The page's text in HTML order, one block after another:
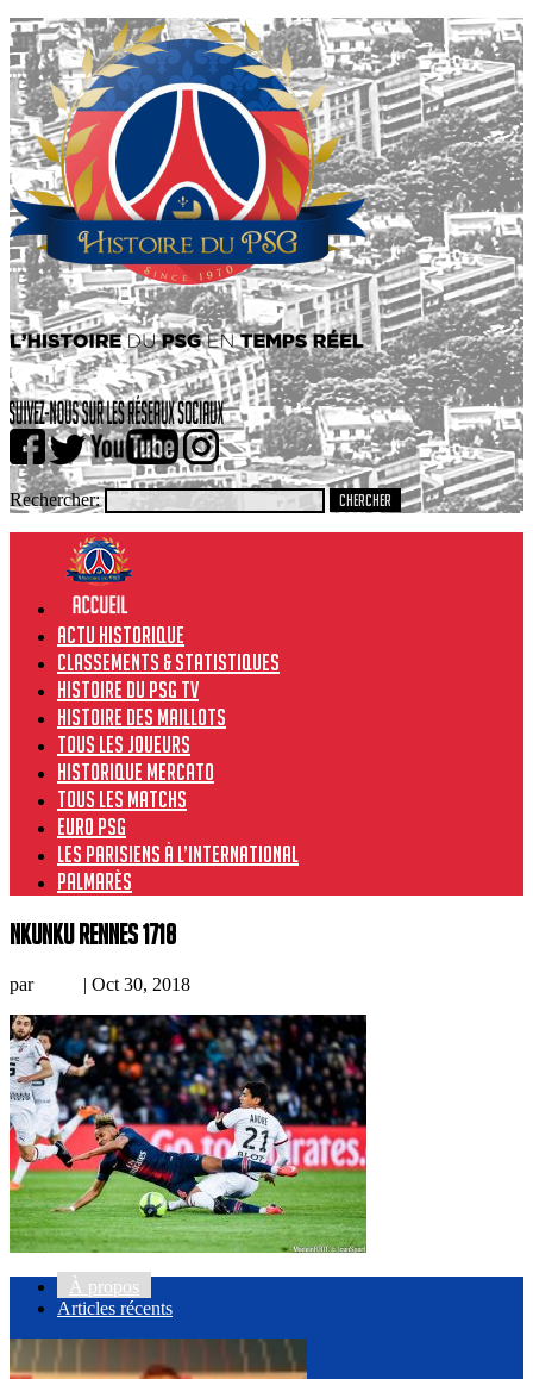
Rechercher:
Actu historique
Classements & Statistiques
Histoire du PSG TV
Histoire des maillots
Tous les joueurs
Historique Mercato
Tous les matchs
Euro PSG
Les Parisiens à l’international
Palmarès
nkunku rennes 1718
par | Oct 30, 2018
À propos
Articles récents